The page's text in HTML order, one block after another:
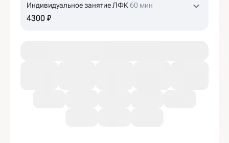
Индивидуальное занятие ЛФК60 мин
4300 ₽